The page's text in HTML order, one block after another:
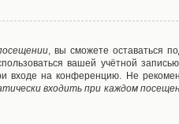
, вы сможете оставаться
вашей учётной
входе на конференцию. Не
входить при каждом